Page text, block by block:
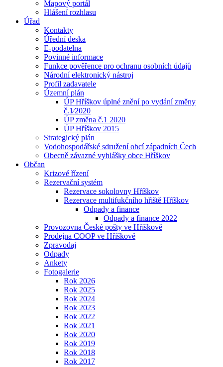
Mapový portál
Hlášení rozhlasu
Úřad
Kontakty
Úřední deska
E-podatelna
Povinné informace
Funkce pověřence pro ochranu osobních údajů
Národní elektronický nástroj
Profil zadavatele
Územní plán
ÚP Hříškov úplné znění po vydání změny
č.1⁄2020
ÚP změna č.1 2020
ÚP Hříškov 2015
Strategický plán
Vodohospodářské sdružení obcí západních Čech
Obecně závazné vyhlášky obce Hříškov
Občan
Krizové řízení
Rezervační systém
Rezervace sokolovny Hříškov
Rezervace multifukčního hřiště Hříškov
Odpady a finance
Odpady a finance 2022
Provozovna České pošty ve Hříškově
Prodejna COOP ve Hříškově
Zpravodaj
Odpady
Ankety
Fotogalerie
Rok 2026
Rok 2025
Rok 2024
Rok 2023
Rok 2022
Rok 2021
Rok 2020
Rok 2019
Rok 2018
Rok 2017